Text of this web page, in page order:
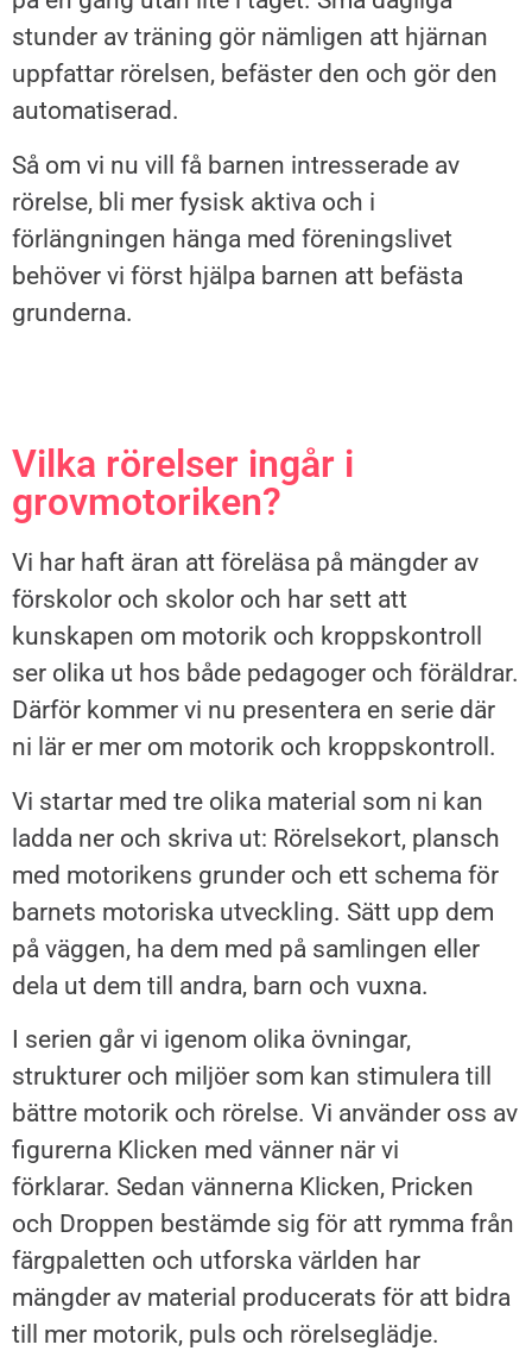
stunder av träning gör nämligen att hjärnan
uppfattar rörelsen, befäster den och gör den
automatiserad.
Så om vi nu vill få barnen intresserade av
rörelse, bli mer fysisk aktiva och i
förlängningen hänga med föreningslivet
behöver vi först hjälpa barnen att befästa
grunderna.
Vilka rörelser ingår i
grovmotoriken?
Vi har haft äran att föreläsa på mängder av
förskolor och skolor och har sett att
kunskapen om motorik och kroppskontroll
ser olika ut hos både pedagoger och föräldrar.
Därför kommer vi nu presentera en serie där
ni lär er mer om motorik och kroppskontroll.
Vi startar med tre olika material som ni kan
ladda ner och skriva ut: Rörelsekort, plansch
med motorikens grunder och ett schema för
barnets motoriska utveckling. Sätt upp dem
på väggen, ha dem med på samlingen eller
dela ut dem till andra, barn och vuxna.
I serien går vi igenom olika övningar,
strukturer och miljöer som kan stimulera till
bättre motorik och rörelse. Vi använder oss av
figurerna Klicken med vänner när vi
förklarar. Sedan vännerna Klicken, Pricken
och Droppen bestämde sig för att rymma från
färgpaletten och utforska världen har
mängder av material producerats för att bidra
till mer motorik, puls och rörelseglädje.